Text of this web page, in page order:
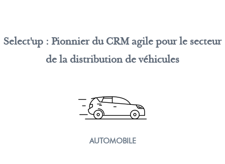
Select'up : Pionnier du CRM agile pour le secteur
de la distribution de véhicules
AUTOMOBILE